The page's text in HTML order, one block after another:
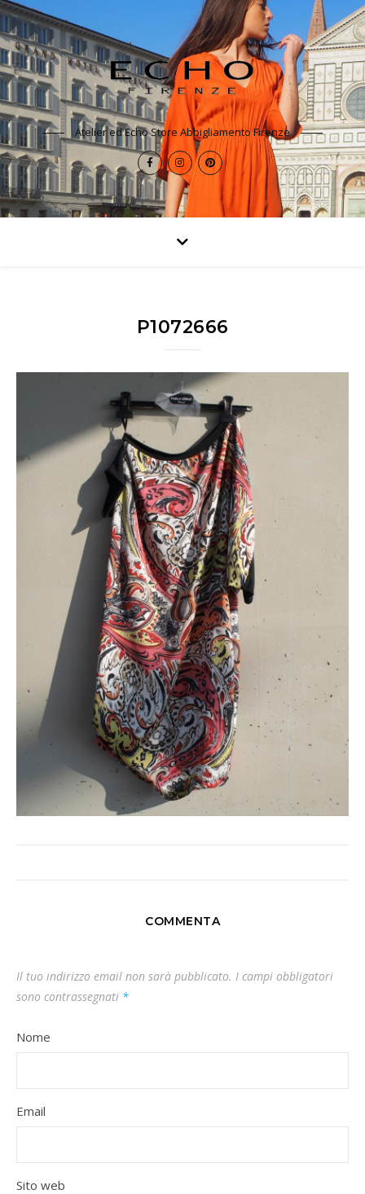
Atelier ed Echo Store Abbigliamento Firenze
P1072666
COMMENTA
Il tuo indirizzo email non sarà pubblicato. I campi obbligatori
sono contrassegnati *
Nome
Email
Sito web